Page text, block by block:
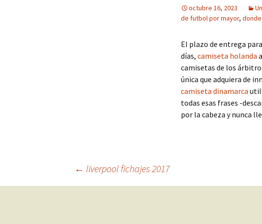
octubre 16, 2023
de futbol por mayor,
El plazo de entrega
días, camiseta holanda
camisetas de los
única que adquiera de
camiseta dinamarca
todas esas frases -
por la cabeza y nunca
Navegación
← liverpool fichajes 2017